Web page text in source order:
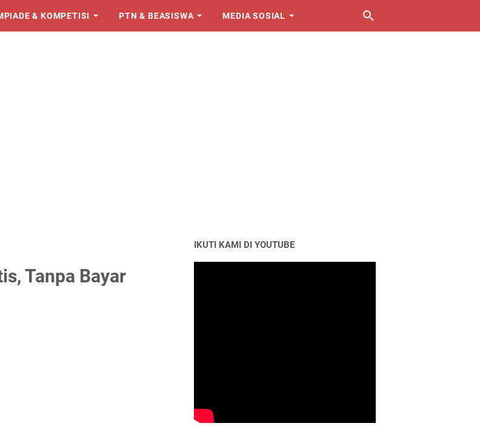
& KOMPETISI PTN & BEASISWA MEDIA SOSIAL
Tanpa Bayar
IKUTI KAMI DI YOUTUBE